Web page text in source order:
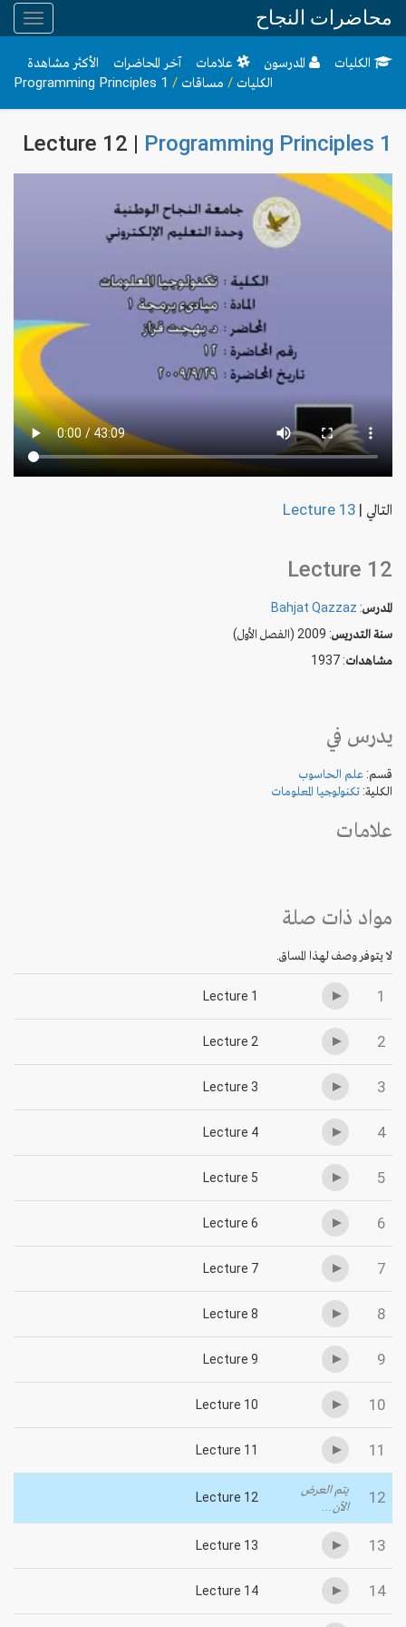
محاضرات النجاح
الكليات المدرسون علامات آخر المحاضرات
الأكثر مشاهدة
الكليات / مساقات /
Programming Principles 1
Lecture 12 | Programming Principles 1
التالي |
Lecture 13
Lecture 12
المدرس:
Bahjat Qazzaz
سنة التدريس: 2009 (الفصل الأول)
مشاهدات: 1937
يدرس في
قسم: علم الحاسوب
الكلية: تكنولوجيا المعلومات
علامات
مواد ذات صلة
لا يتوفر وصف لهذا المساق.
1
Lecture 1
2
Lecture 2
3
Lecture 3
4
Lecture 4
5
Lecture 5
6
Lecture 6
7
Lecture 7
8
Lecture 8
9
Lecture 9
10
Lecture 10
11
Lecture 11
12
يتم العرض
الآن...
Lecture 12
13
Lecture 13
14
Lecture 14